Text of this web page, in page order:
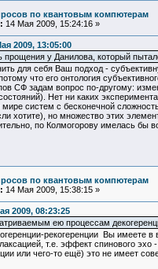
по квантовым компютерам
14 Мая 2009, 15:24:16 »
2009, 13:05:00
прощения у Данилова, который
для себя Ваш подход -
что его онтология
СФ задам вопрос по-другому:
Нет ни каких
мире систем с бесконечной
хотите), но множество этих
по Колмогорову имелась бы
по квантовым компютерам
14 Мая 2009, 15:38:15 »
2009, 08:23:25
ею процессам
рекогеренции Вы имеете
т.е. эффект спинового
или чего-то ещё) это не имеет